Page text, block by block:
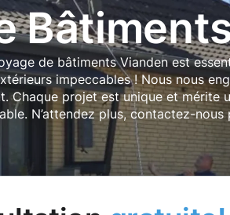
de bâtiments Vianden est
impeccables ! Nous nous
Chaque projet est unique et
N’attendez plus, contactez-